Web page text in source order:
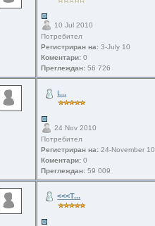
10 Jul 2010
Потребител
Регистриран на: 3-July 10
Коментари: 0
Преглеждан: 56 726
เ...
24 Nov 2010
Потребител
Регистриран на: 24-November 10
Коментари: 0
Преглеждан: 59 009
<<<T...